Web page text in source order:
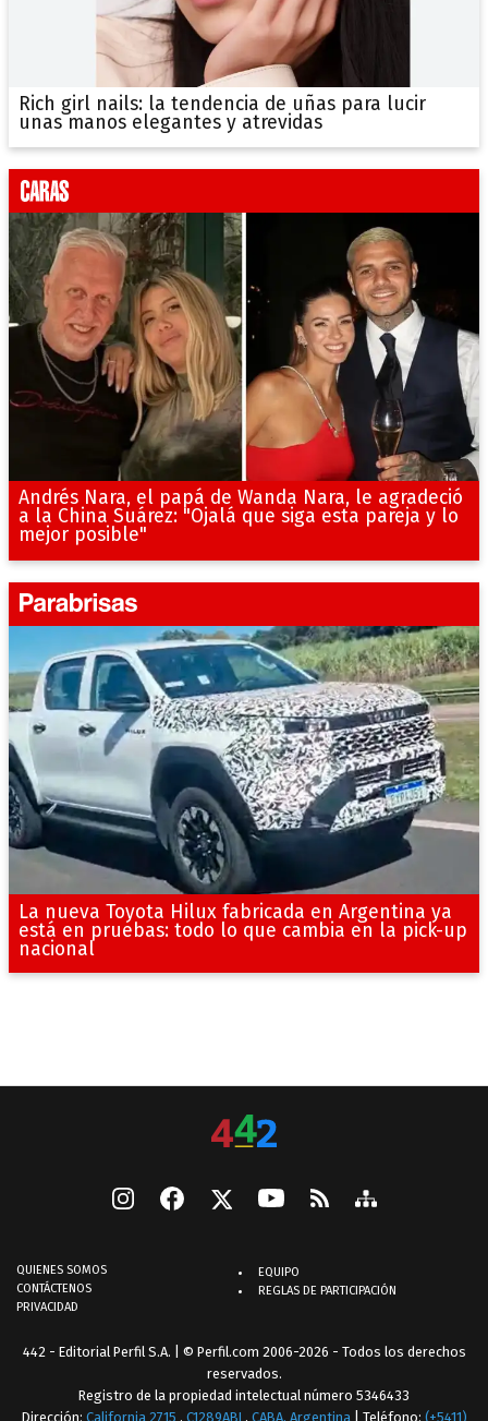
Rich girl nails: la tendencia de uñas para lucir
unas manos elegantes y atrevidas
Andrés Nara, el papá de Wanda Nara, le agradeció
a la China Suárez: "Ojalá que siga esta pareja y lo
mejor posible"
La nueva Toyota Hilux fabricada en Argentina ya
está en pruebas: todo lo que cambia en la pick-up
nacional
QUIENES SOMOS
CONTÁCTENOS
PRIVACIDAD
EQUIPO
REGLAS DE PARTICIPACIÓN
442 - Editorial Perfil S.A. | © Perfil.com 2006-2026 - Todos los derechos
reservados.
Registro de la propiedad intelectual número 5346433
Dirección: California 2715 , C1289ABI , CABA, Argentina | Teléfono: (+5411)